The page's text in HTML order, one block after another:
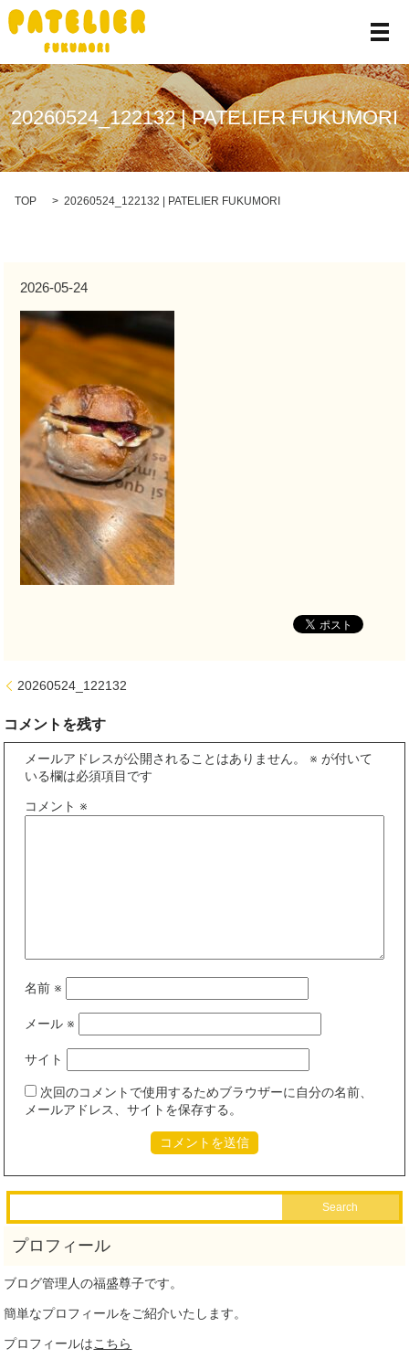
メ
20260524_122132 | PATELIER FUKUMORI
TOP 20260524_122132 | PATELIER FUKUMORI
2026-05-24
20260524_122132
コメントを残す
メールアドレスが公開されることはありません。 ※ が付いて
いる欄は必須項目です
コメント ※
名前 ※
メール ※
サイト
次回のコメントで使用するためブラウザーに自分の名前、
メールアドレス、サイトを保存する。
ブログ管理人の福盛尊子です。
簡単なプロフィールをご紹介いたします。
プロフィールはこちら